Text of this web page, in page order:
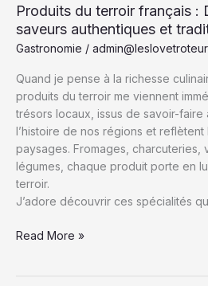
Produits du terroir français :
saveurs authentiques et
Gastronomie /
Quand je pense à la richesse
produits du terroir me viennent
trésors locaux, issus de savoir-faire
l’histoire de nos régions et
paysages. Fromages, charcuteries,
légumes, chaque produit porte en
terroir.
J’adore découvrir ces spécialités
Produits
Read More »